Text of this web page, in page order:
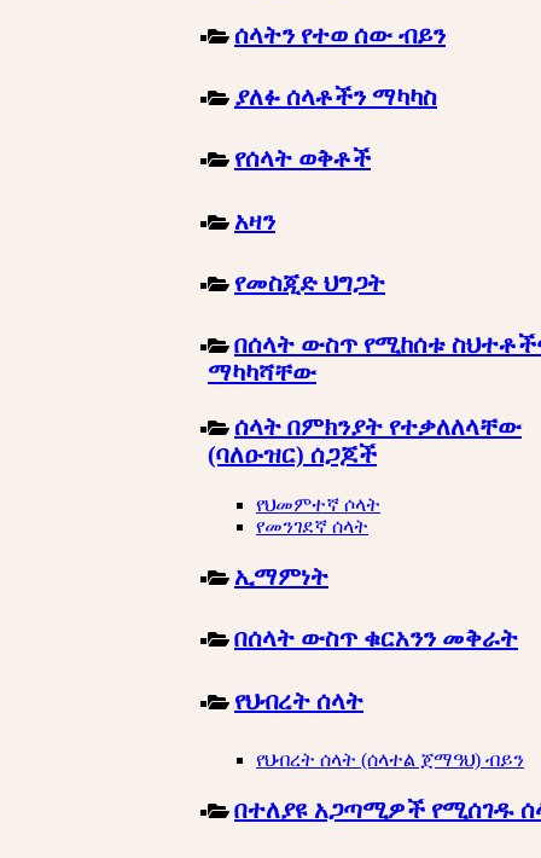
ሰላትን የተወ ሰው ብይን
ያለፉ ሰላቶችን ማካካስ
የሰላት ወቅቶች
አዛን
የመስጂድ ህግጋት
በሰላት ውስጥ የሚከሰቱ
ማካካሻቸው
ሰላት በምክንያት የተቃለለላቸው
(ባለዑዝር) ሰጋጆች
የህመምተኛ ሶላት
የመንገደኛ ሰላት
ኢማምነት
በሰላት ውስጥ ቁርአንን መቅራት
የህብረት ሰላት
የህብረት ሰላት (ሰላተል ጀማዓህ) ብይን
በተለያዩ አጋጣሚዎች የሚሰገዱ